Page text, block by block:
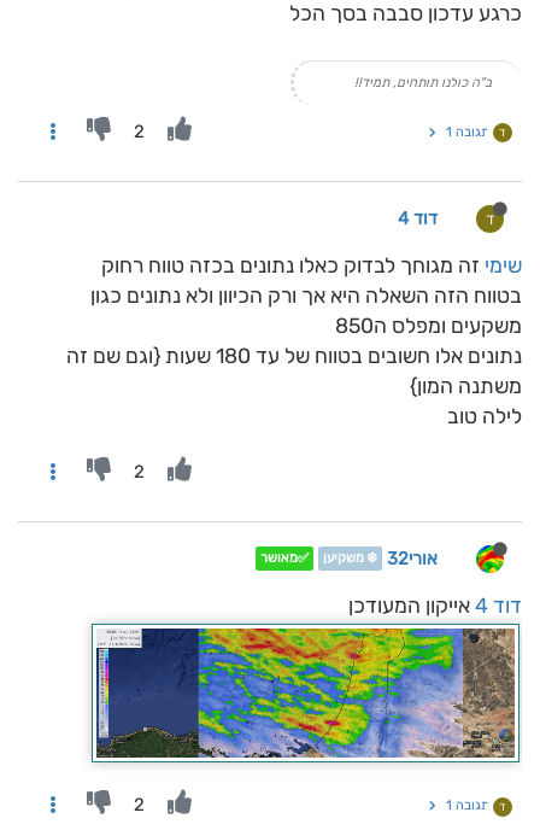
כרגע עדכון סבבה בסך הכל
ב"ה כולנו תותחים, תמיד!!
ד תגובה 1 2
ד דוד 4
שימי זה מגוחך לבדוק כאלו נתונים בכזה טווח רחוק
בטווח הזה השאלה היא אך ורק הכיוון ולא נתונים כגון
משקעים ומפלס ה850
נתונים אלו חשובים בטווח של עד 180 שעות {וגם שם זה
משתנה המון}
לילה טוב
2
אורי32 ❄️ משקיען ✅מאושר
דוד 4 אייקון המעודכן
ד תגובה 1 2